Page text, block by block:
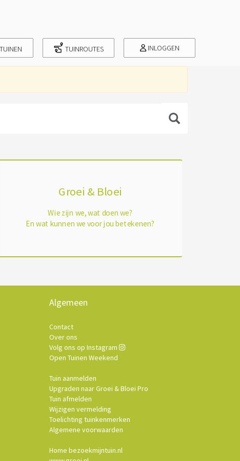
TUINROUTES INLOGGEN
Groei & Bloei
Wie zijn we, wat doen we?
En wat kunnen we voor jou betekenen?
Algemeen
Contact
Over ons
Volg ons op Instagram
Open Tuinen Weekend
Tuin aanmelden
Upgraden naar Groei & Bloei Pro
Tuin afmelden
Wijzigen vermelding
Toelichting tuinkenmerken
Algemene voorwaarden
Home bezoekmijntuin.nl